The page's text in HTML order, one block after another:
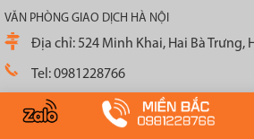
VĂN PHÒNG GIAO DỊCH HÀ NỘI
Địa chỉ: 524 Minh Khai, Hai Bà Trưng,
Tel: 0981228766
VĂN PHÒNG GIAO DỊCH HỒ CHÍ MINH